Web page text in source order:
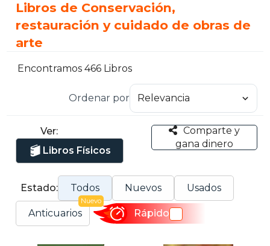
Libros de Conservación,
restauración y cuidado de obras de
arte
Encontramos 466 Libros
Ordenar por
Ver:
Libros Físicos
Comparte y
gana dinero
Estado: Todos Nuevos Usados
Anticuarios
Nuevo
Rápido